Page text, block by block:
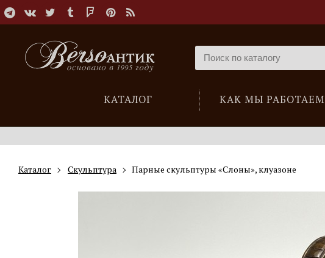
КАТАЛОГ КАК МЫ РАБОТАЕМ
Каталог Скульптура Парные скульптуры «Слоны», клуазоне